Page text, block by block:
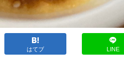
はてブ LINE